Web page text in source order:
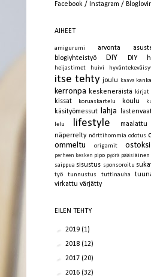
Facebook / Instagram /
AIHEET
amigurumi arvonta
blogiyhteistyö
DIY DIY
heijastimet
huivi
itse tehty joulu kaava
kerronpa keskeneräistä kirjat
kissat koruaskartelu koulu
käsityömessut lahja
lelu
lifestyle maalattu
näperrelty nörttihommia odotus
ommeltu
origamit
perheen kesken pipo pyörä pääsiäinen
saippua sisustus sponsoroitu
työ
tunnustus tuttinauha
virkattu värjätty
EILEN TEHTY
► 2019 (1)
► 2018 (12)
► 2017 (20)
► 2016 (32)